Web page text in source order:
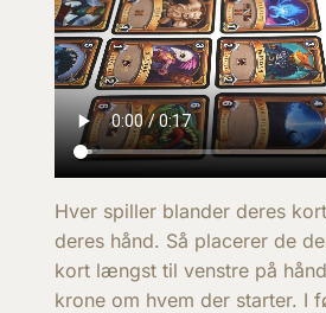
Hver spiller blander deres
deres hånd. Så placerer de
kort længst til venstre på
krone om hvem der starter. I